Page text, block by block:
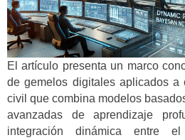
El artículo presenta un marco
de gemelos digitales aplicados a
civil que combina modelos
avanzadas de aprendizaje
integración dinámica entre